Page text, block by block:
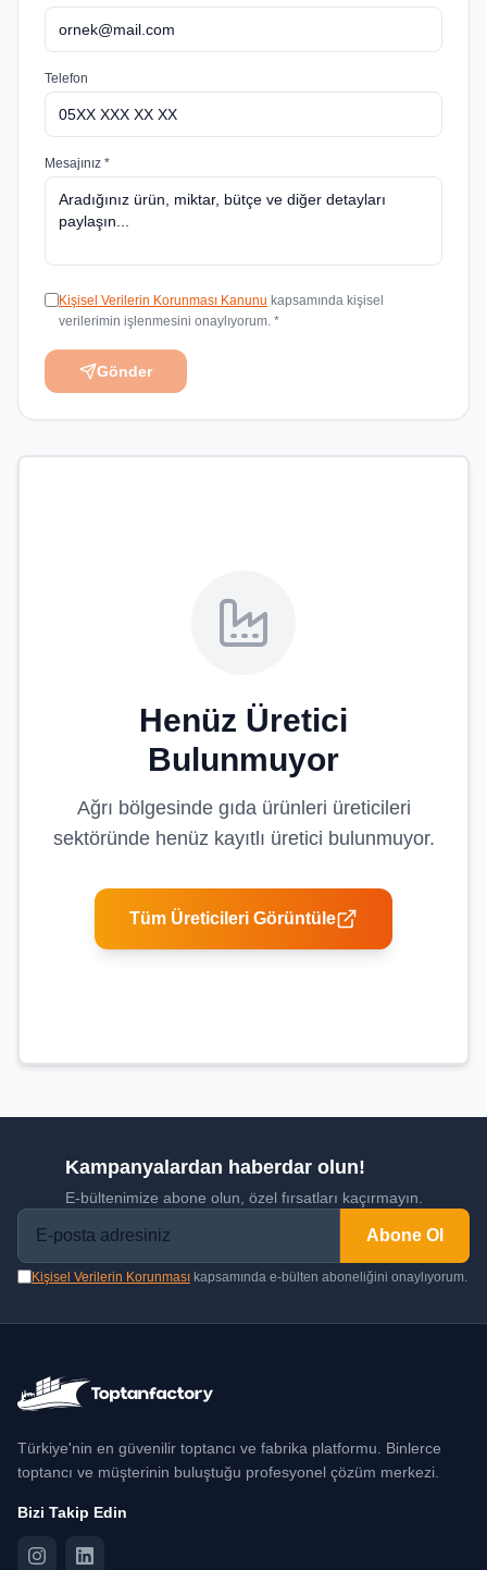
Telefon
Mesajınız *
Kişisel Verilerin Korunması Kanunu kapsamında kişisel
verilerimin işlenmesini onaylıyorum. *
Gönder
Henüz Üretici
Bulunmuyor
Ağrı bölgesinde gıda ürünleri üreticileri
sektöründe henüz kayıtlı üretici bulunmuyor.
Tüm Üreticileri Görüntüle
Kampanyalardan haberdar olun!
E-bültenimize abone olun, özel fırsatları kaçırmayın.
Abone Ol
Kişisel Verilerin Korunması kapsamında e-bülten aboneliğini onaylıyorum.
Türkiye'nin en güvenilir toptancı ve fabrika platformu. Binlerce
toptancı ve müşterinin buluştuğu profesyonel çözüm merkezi.
Bizi Takip Edin